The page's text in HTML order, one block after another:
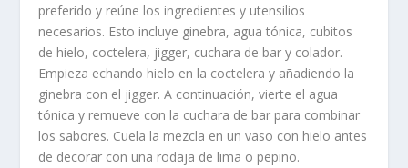
preferido y reúne los ingredientes y utensilios
necesarios. Esto incluye ginebra, agua tónica, cubitos
de hielo, coctelera, jigger, cuchara de bar y colador.
Empieza echando hielo en la coctelera y añadiendo la
ginebra con el jigger. A continuación, vierte el agua
tónica y remueve con la cuchara de bar para combinar
los sabores. Cuela la mezcla en un vaso con hielo antes
de decorar con una rodaja de lima o pepino.